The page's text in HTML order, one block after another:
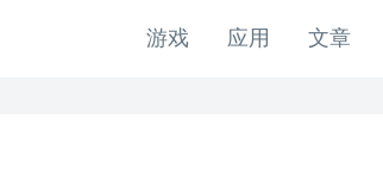
游戏 应用 文章